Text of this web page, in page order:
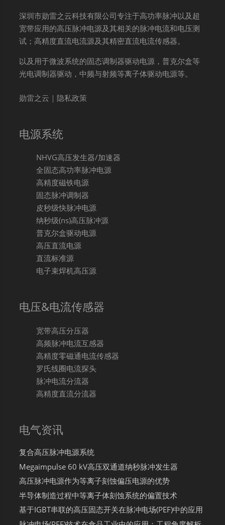
深圳市勋雷之云科技有限公司专注于高功率脉冲以及超
宽带应用的高压脉冲电源及其相关的脉冲电流和电压测
试；高精度直流电流源及其精密直流电流传感器。
以及用于微波系统的固态调制器驱动电源，普克尔盒等
光电调制器驱动，中频与射频等离子体驱动电源等。
勋雷之云｜隐私政策
电源系统
NHVG高压发生器/加速器
全固态高功率脉冲电源
高精度磁铁电源
固态脉冲调制器
皮秒级快脉冲电源
纳秒级(ns)高压脉冲源
普克尔盒驱动电源
高压直流电源
直流标准源
电子束焊机高压源
电压&电流传感器
宽带高压分压器
高频脉冲电流互感器
高精度零磁通电流传感器
罗氏线圈电流探头
脉冲电流分流器
高精度直流分流器
电气资讯
复合高压脉冲电源系统
Megaimpulse 60 kV高压双通道纳秒脉冲发生器
高压脉冲电源作为等离子刻蚀偏压电源的优势
半导体制造过程中等离子体刻蚀系统的偏置技术
基于IGBT串联的高压固态开关在脉冲电场(PEF)中的应用